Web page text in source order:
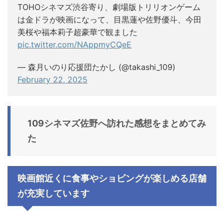
TOHOシネマズ渋谷寄り、劇場版トリリオンゲーム
は金ドラが映画になって、目黒蓮や佐野優斗、今田
美桜や福本莉子超豪華で観ました
pic.twitter.com/NAppmyCQeE
— 森月いのり応援団たかし (@takashi_109)
February 22, 2025
109シネマズ佐野へ訪れた感想をまとめてみ
た
映画館近くに食事やショピングが楽しめる店舗
が充実しています